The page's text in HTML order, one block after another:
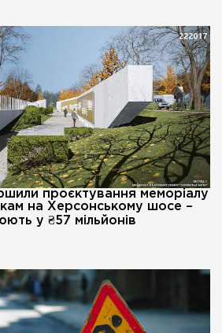
проєктування меморіалу
на Херсонському шосе –
у ₴57 мільйонів